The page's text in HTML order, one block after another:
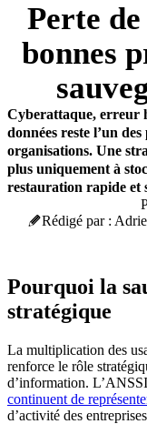
Perte
bonnes
Cyberattaque, erreur
données reste l’un
organisations. Une
plus uniquement à
restauration rapide et
Rédigé par :
Pourquoi la
stratégique
La multiplication des
renforce le rôle
d’information.
continuent de
d’activité des